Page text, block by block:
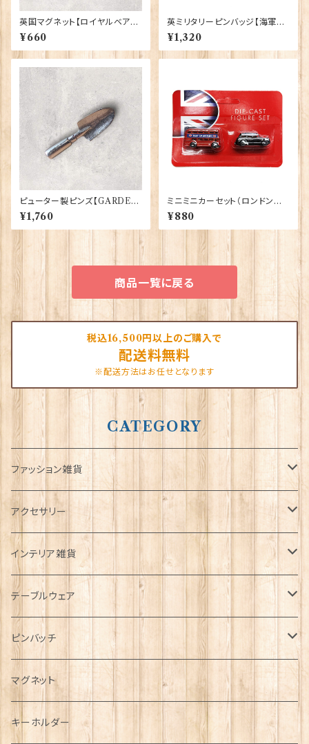
英国マグネット【ロイヤルベア】E
lgate Products 90030（799
13）
¥660
英ミリタリーピンバッジ【海軍=C
rown & Anchor】Tradition
90043-M002
¥1,320
ピューター製ピンズ【GARDEN
TROWEL】Cadogan 90166-
XWTP164
¥1,760
ミニミニカーセット（ロンドンバ
ス＆ブラックキャブ） Elgate Pr
oducts 90322
¥880
商品一覧に戻る
税込16,500円以上のご購入で
配送料無料
※配送方法はお任せとなります
CATEGORY
ファッション雑貨
タータンネクタイ
帽子
キャップ
ハンチング帽
ディアストーカー
Tシャツ
マフラー
タータン【Bronte by Moon】
タータン【Glencroft】
サッシュ
スカーフ
アクセサリー
ORTAK
ブローチ
ペンダント
チャーム
その他のアクセサリー
インテリア雑貨
インテリア置物
ラブスプーン
ラブスプーン【SION LLEWELLYN】
ラブスプーン【PAUL CURTIS】
ファブリック
テーブルウェア
ティータオル
ペーパーナプキン
ティーコジー
ピンバッチ
ジェネラルデザイン
乗り物
ミリタリー
マグネット
キーホルダー